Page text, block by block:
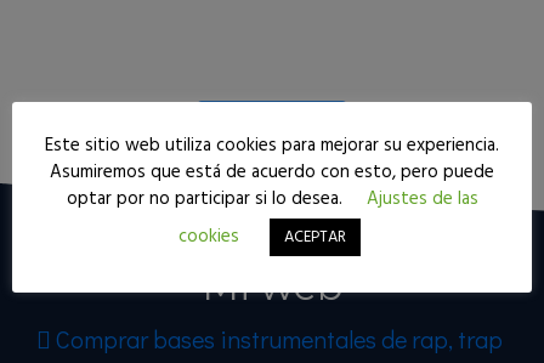
Mi web
Comprar bases instrumentales de rap, trap
Este sitio web utiliza cookies para mejorar su experiencia.
Asumiremos que está de acuerdo con esto, pero puede
optar por no participar si lo desea.
Ajustes de las
cookies
ACEPTAR